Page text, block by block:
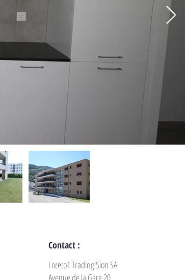
Contact :
Loreto1 Trading Sion SA
Avenue de la Gare 20